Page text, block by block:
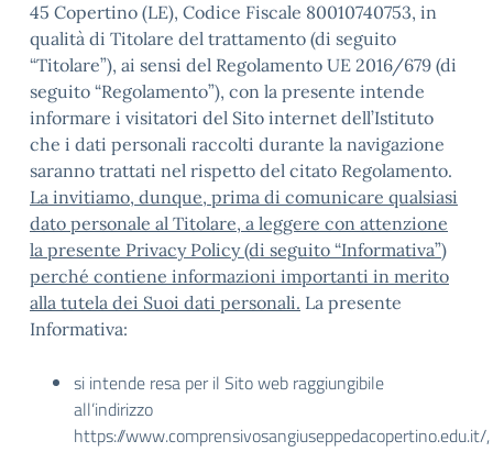
45 Copertino (LE), Codice Fiscale 80010740753, in
qualità di Titolare del trattamento (di seguito
“Titolare”), ai sensi del Regolamento UE 2016/679 (di
seguito “Regolamento”), con la presente intende
informare i visitatori del Sito internet dell’Istituto
che i dati personali raccolti durante la navigazione
saranno trattati nel rispetto del citato Regolamento.
La invitiamo, dunque, prima di comunicare qualsiasi
dato personale al Titolare, a leggere con attenzione
la presente Privacy Policy (di seguito “Informativa”)
perché contiene informazioni importanti in merito
alla tutela dei Suoi dati personali. La presente
Informativa:
si intende resa per il Sito web raggiungibile
all’indirizzo
https://www.comprensivosangiuseppedacopertino.edu.it/,